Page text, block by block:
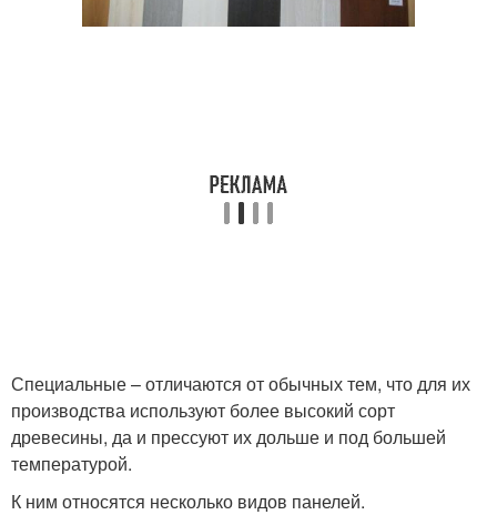
Специальные – отличаются от обычных тем, что для их
производства используют более высокий сорт
древесины, да и прессуют их дольше и под большей
температурой.
К ним относятся несколько видов панелей.